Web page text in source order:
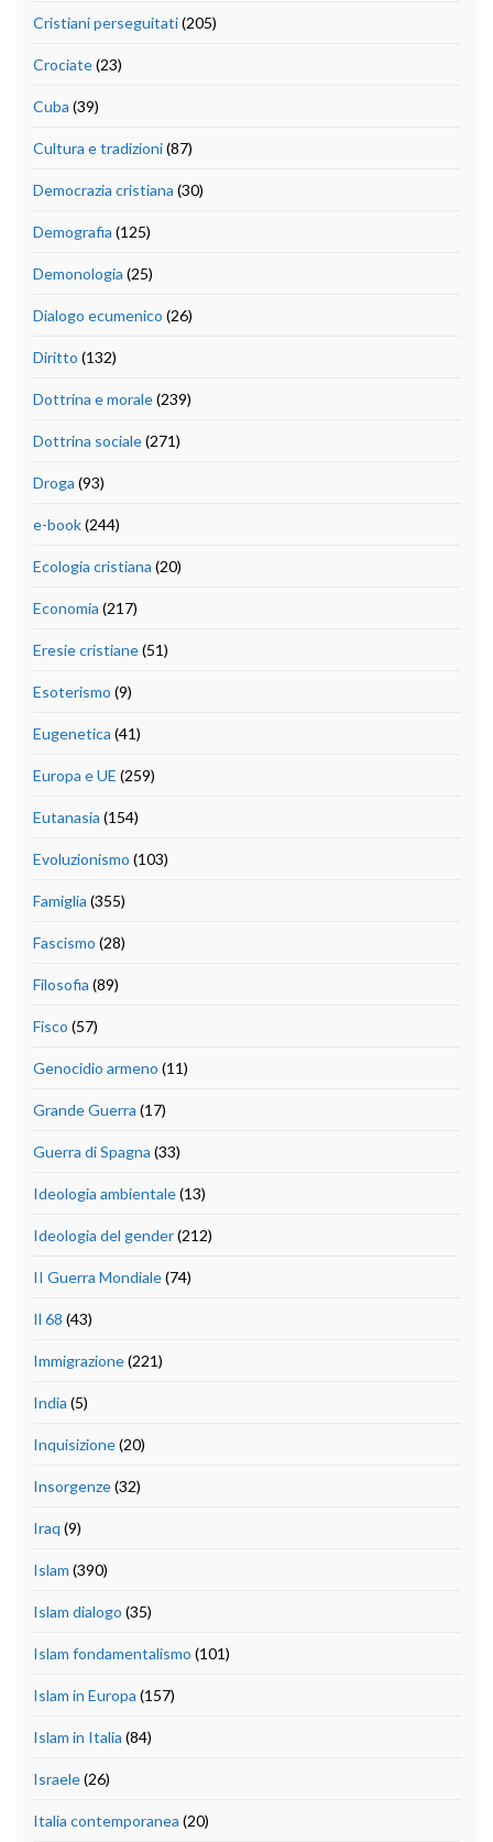
Cristiani perseguitati(205)
Crociate(23)
Cuba (39)
Cultura e tradizioni(87)
Democrazia cristiana (30)
Demografia (125)
Demonologia (25)
Dialogo ecumenico (26)
Diritto (132)
Dottrina e morale(239)
Dottrina sociale(271)
Droga (93)
e-book(244)
Ecologia cristiana (20)
Economia (217)
Eresie cristiane(51)
Esoterismo (9)
Eugenetica (41)
Europa e UE (259)
Eutanasia (154)
Evoluzionismo (103)
Famiglia (355)
Fascismo (28)
Filosofia (89)
Fisco (57)
Genocidio armeno (11)
Grande Guerra (17)
Guerra di Spagna (33)
Ideologia ambientale(13)
Ideologia del gender(212)
II Guerra Mondiale(74)
Il 68 (43)
Immigrazione(221)
India (5)
Inquisizione(20)
Insorgenze(32)
Iraq (9)
Islam (390)
Islam dialogo (35)
Islam fondamentalismo (101)
Islam in Europa (157)
Islam in Italia (84)
Israele(26)
Italia contemporanea (20)